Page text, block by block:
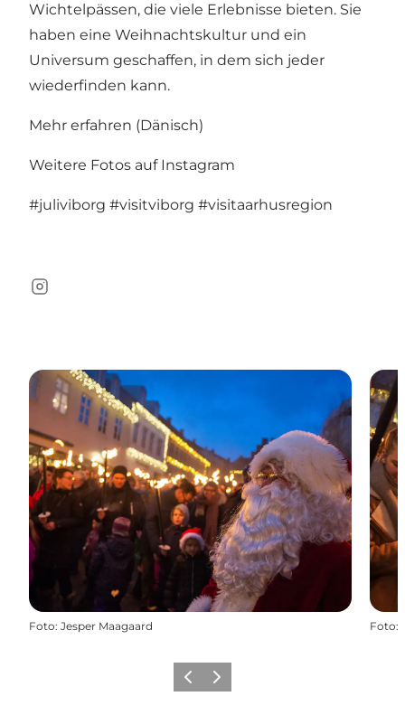
Wichtelpässen, die viele Erlebnisse bieten. Sie
haben eine Weihnachtskultur und ein
Universum geschaffen, in dem sich jeder
wiederfinden kann.
Mehr erfahren (Dänisch)
Weitere Fotos auf Instagram
#juliviborg #visitviborg #visitaarhusregion
Instagram
Foto: Jesper Maagaard Foto:
ZurückWeiter